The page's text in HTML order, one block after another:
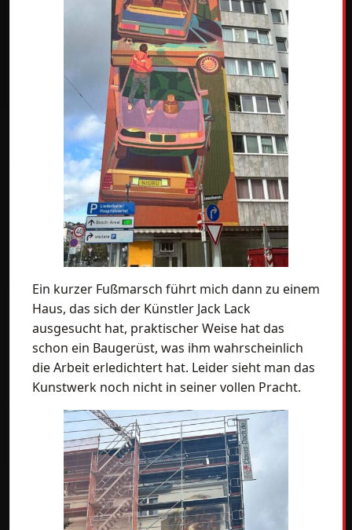
Ein kurzer Fußmarsch führt mich dann zu einem
Haus, das sich der Künstler Jack Lack
ausgesucht hat, praktischer Weise hat das
schon ein Baugerüst, was ihm wahrscheinlich
die Arbeit erledichtert hat. Leider sieht man das
Kunstwerk noch nicht in seiner vollen Pracht.